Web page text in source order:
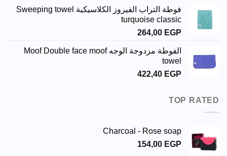
فوطة التراب الفيروز الكلاسيكية Sweeping towel
turquoise classic
264,00 EGP
الفوطة مزدوجة الوجه Moof Double face moof
towel
422,40 EGP
TOP RATED
Charcoal - Rose soap
154,00 EGP